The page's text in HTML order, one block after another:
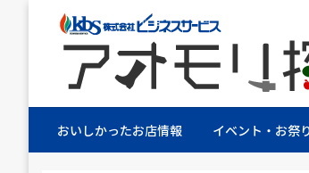
アオモリ探検
株式会社ビジネスサービス社員が
おいしかったお店情報 イベント・お祭